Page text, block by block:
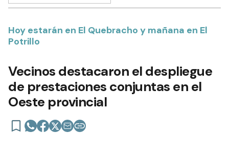
Hoy estarán en El Quebracho y mañana en El
Potrillo
Vecinos destacaron el despliegue
de prestaciones conjuntas en el
Oeste provincial